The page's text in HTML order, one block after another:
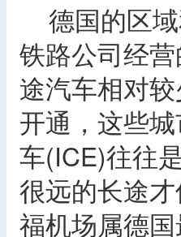
德国的区域
铁路公司经
途汽车相对
开通，这些
车(ICE)往往
很远的长途
福机场属德